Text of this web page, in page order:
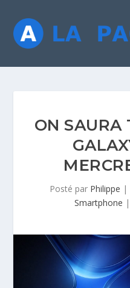
ON SAURA
Posté par Philippe |
Smartphone |